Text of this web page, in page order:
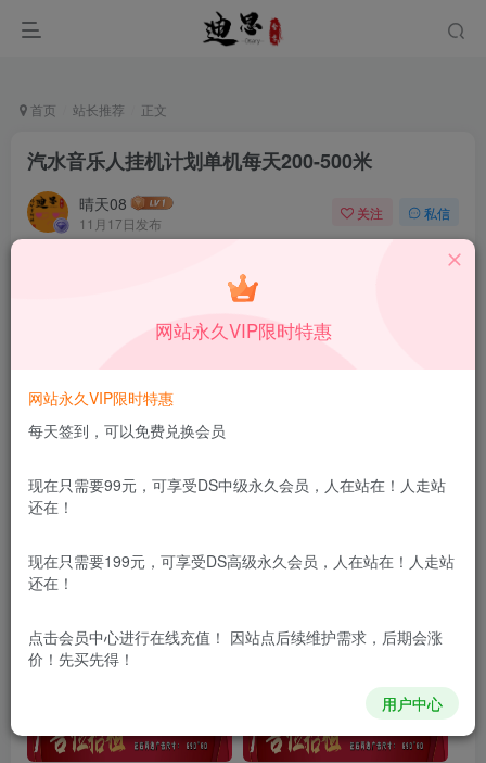
首页 站长推荐 正文
汽水音乐人挂机计划单机每天200-500米
晴天08
11月17日发布
关注 私信
本站所有内容来自互联网收集，仅供学习和交流，请勿用于商业
用途。如有侵权、不妥之处，请第一时间联系我们删除！
汽水音乐人gua.机计划单机每天200-500米
课程目录
汽水音乐人项目实操
网站永久VIP限时特惠
网站永久VIP限时特惠
每天签到，可以免费兑换会员
现在只需要99元，可享受DS中级永久会员，人在站在！人走站
还在！
现在只需要199元，可享受DS高级永久会员，人在站在！人走站
还在！
点击会员中心进行在线充值！ 因站点后续维护需求，后期会涨
价！先买先得！
用户中心